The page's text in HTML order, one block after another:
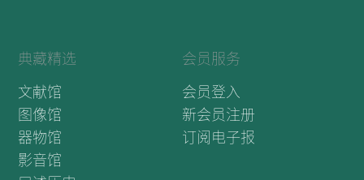
典藏精选
文献馆
图像馆
器物馆
影音馆
会员服务
会员登入
新会员注册
订阅电子报